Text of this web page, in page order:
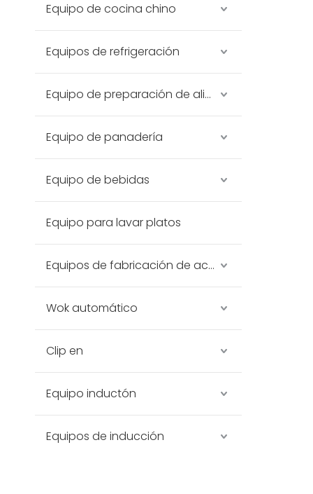
Equipo de cocina chino
Equipos de refrigeración
Equipo de preparación de alimentos
Equipo de panadería
Equipo de bebidas
Equipo para lavar platos
Equipos de fabricación de acero inoxidable
Wok automático
Clip en
Equipo inductón
Equipos de inducción